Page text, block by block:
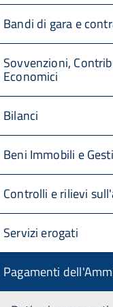
Bandi di gara e
Sovvenzioni,
Economici
Bilanci
Beni Immobili e
Controlli e rilievi
Servizi erogati
Pagamenti